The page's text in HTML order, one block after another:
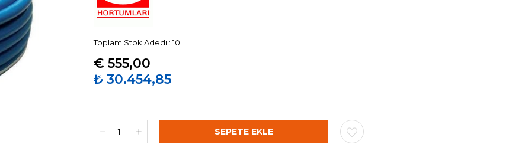
Toplam Stok Adedi : 10
€ 555,00
₺ 30.454,85